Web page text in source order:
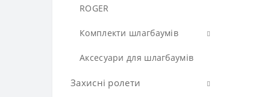
GANT
GENIUS
MILLER TECHNICS
NICE
GANT
GENIUS
MILLER TECHNICS
NICE
ROGER
Комплекти шлагбаумів
Автоматичні шлагбауми
Аксесуари для шлагбаумів
Захисні ролети